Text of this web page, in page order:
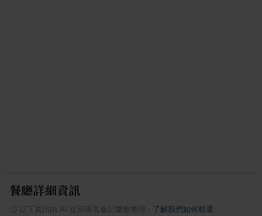
餐廳詳細資訊
以下資訊由 AI 從部落客食記彙整整理 了解我們如何精選